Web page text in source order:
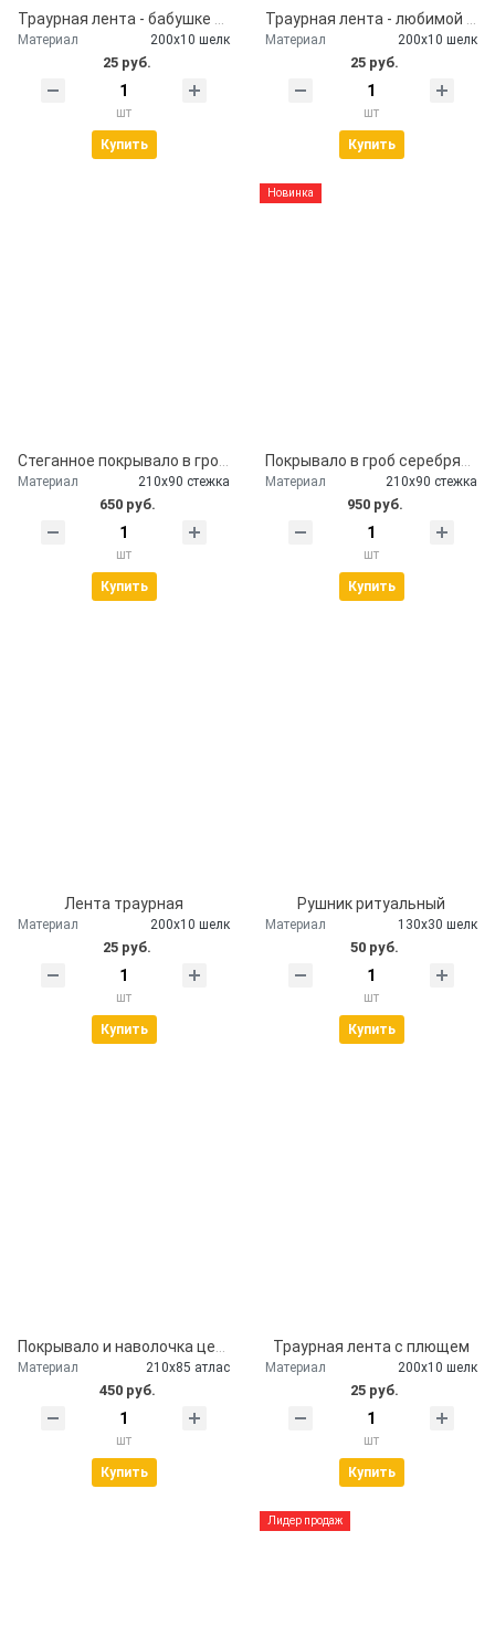
Материал 200х10 шелк
25 руб.
шт
Купить
Материал 200х10 шелк
25 руб.
шт
Купить
Стеганное покрывало в гроб церковь
Материал 210х90 стежка
650 руб.
шт
Купить
Новинка
Покрывало в гроб серебряное
Материал 210х90 стежка
950 руб.
шт
Купить
Лента траурная
Материал 200х10 шелк
25 руб.
шт
Купить
Рушник ритуальный
Материал 130х30 шелк
50 руб.
шт
Купить
Материал 210х85 атлас
450 руб.
шт
Купить
Траурная лента с плющем
Материал 200х10 шелк
25 руб.
шт
Купить
Лидер продаж